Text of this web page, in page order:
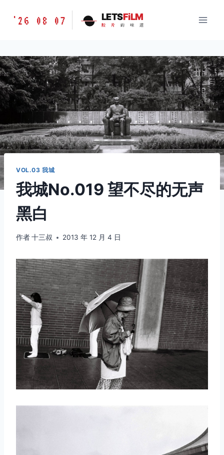
胶
味
道
LETSFILM
'26 08 07 LETSFiLM
胶 片 的 味 道
VOL.03 我城
我城No.019 望不尽的无声
黑白
作者十三叔 2013 年 12 月 4 日